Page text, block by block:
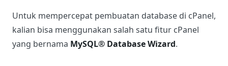
Untuk mempercepat pembuatan database di cPanel,
kalian bisa menggunakan salah satu fitur cPanel
yang bernama MySQL® Database Wizard.